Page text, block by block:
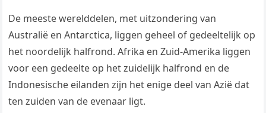
De meeste werelddelen, met uitzondering van
Australië en Antarctica, liggen geheel of gedeeltelijk op
het noordelijk halfrond. Afrika en Zuid-Amerika liggen
voor een gedeelte op het zuidelijk halfrond en de
Indonesische eilanden zijn het enige deel van Azië dat
ten zuiden van de evenaar ligt.